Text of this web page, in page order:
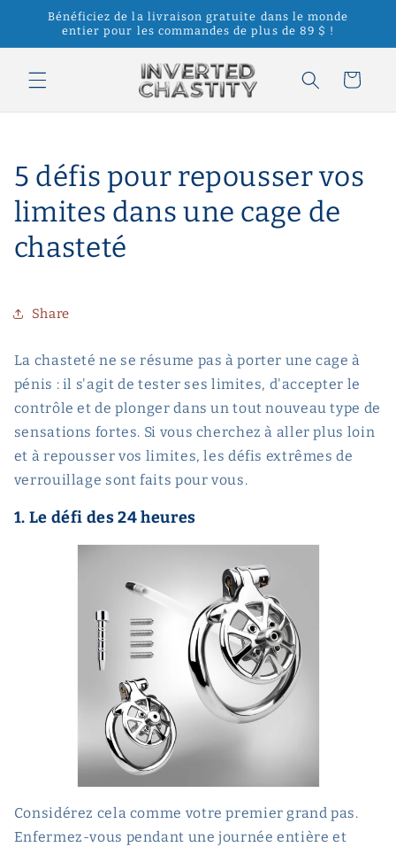
passer
contenu
Bénéficiez de la livraison gratuite dans le monde
entier pour les commandes de plus de 89 $ !
Panier
5 défis pour repousser vos
limites dans une cage de
chasteté
Share
La chasteté ne se résume pas à porter une cage à
pénis : il s'agit de tester ses limites, d'accepter le
contrôle et de plonger dans un tout nouveau type de
sensations fortes. Si vous cherchez à aller plus loin
et à repousser vos limites, les défis extrêmes de
verrouillage sont faits pour vous.
1. Le défi des 24 heures
Considérez cela comme votre premier grand pas.
Enfermez-vous pendant une journée entière et